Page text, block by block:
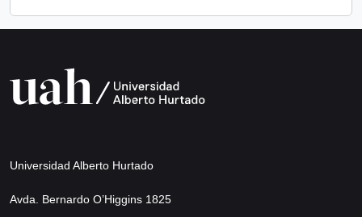
Universidad Alberto Hurtado
Avda. Bernardo O’Higgins 1825